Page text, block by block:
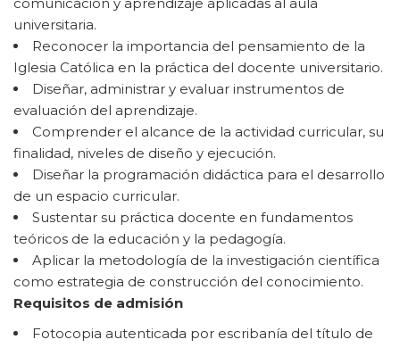
universitaria.
Reconocer la importancia del pensamiento de la
Iglesia Católica en la práctica del docente universitario.
Diseñar, administrar y evaluar instrumentos de
evaluación del aprendizaje.
Comprender el alcance de la actividad curricular, su
finalidad, niveles de diseño y ejecución.
Diseñar la programación didáctica para el desarrollo
de un espacio curricular.
Sustentar su práctica docente en fundamentos
teóricos de la educación y la pedagogía.
Aplicar la metodología de la investigación científica
como estrategia de construcción del conocimiento.
Requisitos de admisión
Fotocopia autenticada por escribanía del título de